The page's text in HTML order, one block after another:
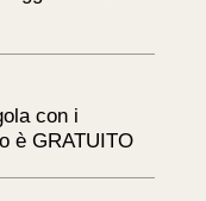
con i
è GRATUITO